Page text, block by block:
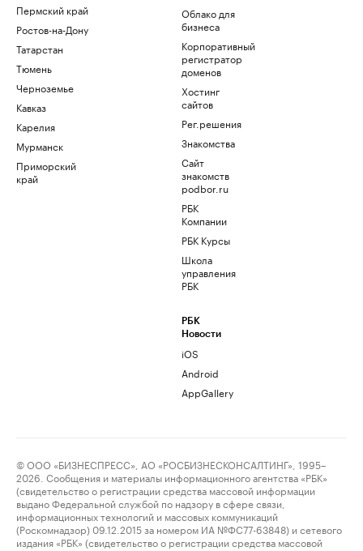
Пермский край
Ростов-на-Дону
Татарстан
Тюмень
Черноземье
Кавказ
Карелия
Мурманск
Приморский
край
Облако для
бизнеса
Корпоративный
регистратор
доменов
Хостинг
сайтов
Рег.решения
Знакомства
Сайт
знакомств
podbor.ru
РБК
Компании
РБК Курсы
Школа
управления
РБК
РБК
Новости
iOS
Android
AppGallery
© ООО «БИЗНЕСПРЕСС», АО «РОСБИЗНЕСКОНСАЛТИНГ», 1995–
2026. Сообщения и материалы информационного агентства «РБК»
(свидетельство о регистрации средства массовой информации
выдано Федеральной службой по надзору в сфере связи,
информационных технологий и массовых коммуникаций
(Роскомнадзор) 09.12.2015 за номером ИА №ФС77-63848) и сетевого
издания «РБК» (свидетельство о регистрации средства массовой